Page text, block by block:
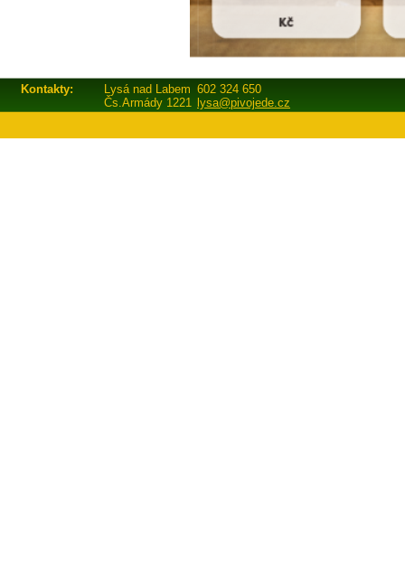
Kontakty: Lysá nad Labem 602 324 650
Čs.Armády 1221 lysa@pivojede.cz